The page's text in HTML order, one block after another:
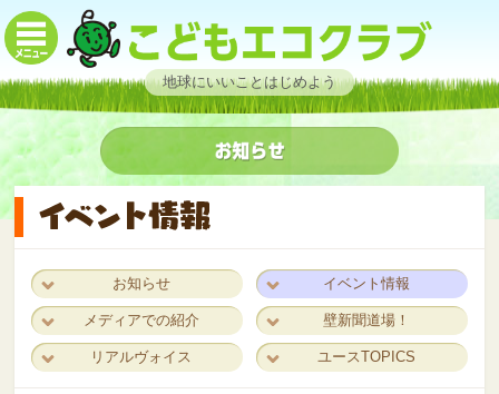
地球にいいことはじめよう
お知らせ イベント情報
メディアでの紹介 壁新聞道場！
リアルヴォイス ユースTOPICS